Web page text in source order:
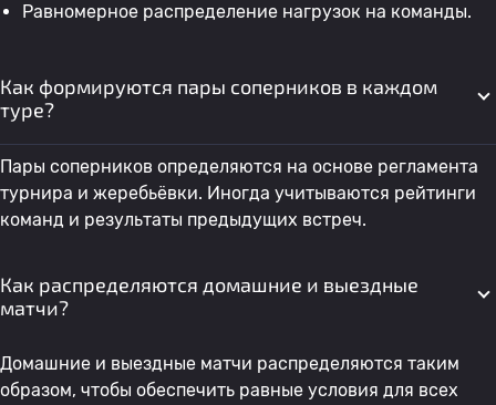
Равномерное распределение нагрузок на команды.
Как формируются пары соперников в каждом
туре?
Пары соперников определяются на основе регламента
турнира и жеребьёвки. Иногда учитываются рейтинги
команд и результаты предыдущих встреч.
Как распределяются домашние и выездные
матчи?
Домашние и выездные матчи распределяются таким
образом, чтобы обеспечить равные условия для всех